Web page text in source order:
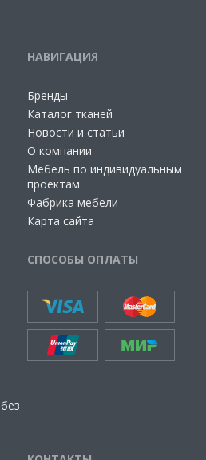
НАВИГАЦИЯ
Бренды
Каталог тканей
Новости и статьи
О компании
Мебель по индивидуальным
проектам
Фабрика мебели
Карта сайта
СПОСОБЫ ОПЛАТЫ